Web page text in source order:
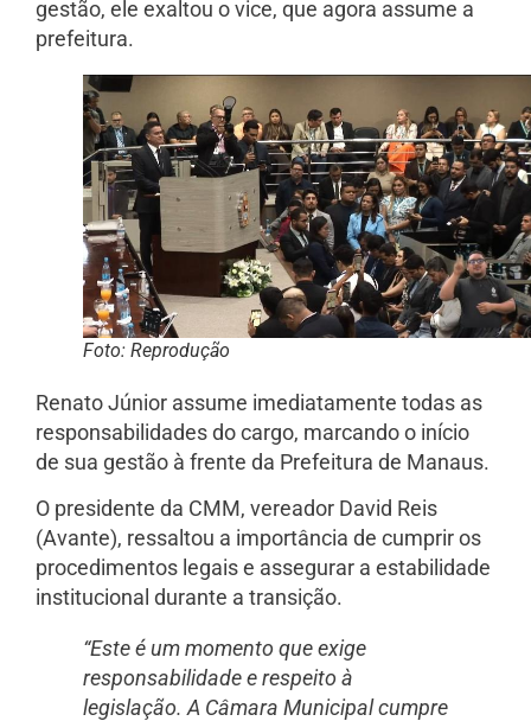
gestão, ele exaltou o vice, que agora assume a
prefeitura.
Foto: Reprodução
Renato Júnior assume imediatamente todas as
responsabilidades do cargo, marcando o início
de sua gestão à frente da Prefeitura de Manaus.
O presidente da CMM, vereador David Reis
(Avante), ressaltou a importância de cumprir os
procedimentos legais e assegurar a estabilidade
institucional durante a transição.
“Este é um momento que exige
responsabilidade e respeito à
legislação. A Câmara Municipal cumpre